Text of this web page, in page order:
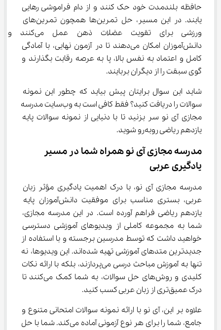
حافظه بلندمدت خود حک کنند و از دام فراموشی رهایی
یابند. در این مسیر، حل تمرین‌ها همچون تمرین‌های
ورزشی برای تقویت عضلات ذهن عمل
دانش‌آموزان امکان می‌دهند تا در آزمون نهایی، با آمادگی
کامل و اعتماد به نفس بالا، پا به عرصه رقابت بگذارند و
گوی سبقت را از دیگران بربایند.
شاید این سوال برایتان پیش بیاید که چطور این نمونه
سوالات را دریافت کنید؟ فقط کافی است به وب‌سایت مدرسه
مجازی آی نو سر بزنید تا با دنیایی از نمونه سوالات پایه
یازدهم ریاضی روبه‌رو شوید.
مدرسه مجازی آی نو همراه شما در مسیر
یادگیری عربی
مدرسه مجازی آی نو، با درک اهمیت یادگیری مؤثر زبان
عربی، بستری مناسب برای موفقیت دانش‌آموزان پایه
یازدهم ریاضی فراهم آورده است. در این مدرسه مجازی،
شما به مجموعه کاملی از ویدیوهای آموزشی دسترسی
خواهید داشت که توسط مدرسین برجسته و با استفاده از
جدیدترین متدهای آموزشی تهیه شده‌اند. این ویدیوها، نه
تنها به آموزش مباحث درسی می‌پردازند، بلکه با ارائه نکات
کلیدی و روش‌های حل سوالات، به شما کمک می‌کنند تا
درک عمیق‌تری از زبان عربی کسب کنید.
علاوه بر این، آی نو با ارائه نمونه سوالات امتحانی متنوع و
جامع، شما را برای هر نوع آزمونی آماده می‌کند. شما با حل